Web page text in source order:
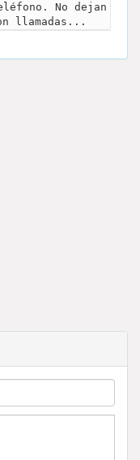
No dejan
llamadas...